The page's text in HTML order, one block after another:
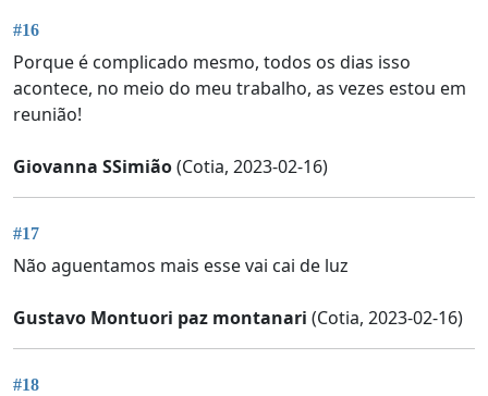
#16
Porque é complicado mesmo, todos os dias isso
acontece, no meio do meu trabalho, as vezes estou em
reunião!
Giovanna SSimião(Cotia, 2023-02-16)
#17
Não aguentamos mais esse vai cai de luz
Gustavo Montuori paz montanari (Cotia, 2023-02-16)
#18